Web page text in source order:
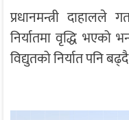
प्रधानमन्त्री दाहालले
निर्यातमा वृद्धि भएको
विद्युतको निर्यात पनि